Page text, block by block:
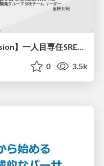
【SRE NEXT 2026 Lunch Session】一人目専任SREの立ち上げを加速する ― AIと進めたオンボーディングで2分を0.04秒にした話
0 3.5k